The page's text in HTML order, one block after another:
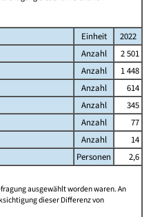
Einheit
2022
Anzahl
2 501
Anzahl
1 448
Anzahl
614
Anzahl
345
Anzahl
77
Anzahl
14
Personen
2,6
ausgewählt worden waren. An
dieser Differenz von